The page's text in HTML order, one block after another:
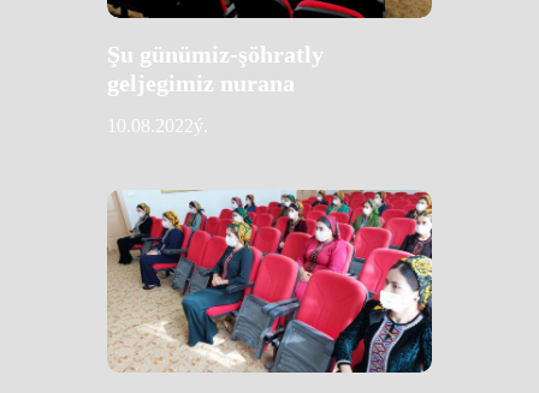
Şu günümiz-şöhratly
geljegimiz nurana
10.08.2022ý.